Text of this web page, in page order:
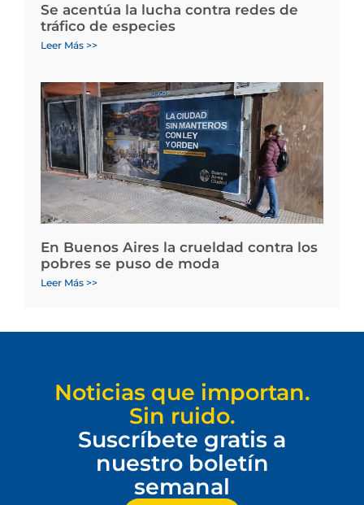
Se acentúa la lucha contra redes de
tráfico de especies
Leer Más >>
En Buenos Aires la crueldad contra los
pobres se puso de moda
Leer Más >>
Noticias que importan.
Sin ruido.
Suscríbete gratis a
nuestro boletín
semanal